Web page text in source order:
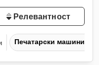
Релевантност
Печатарски машини и